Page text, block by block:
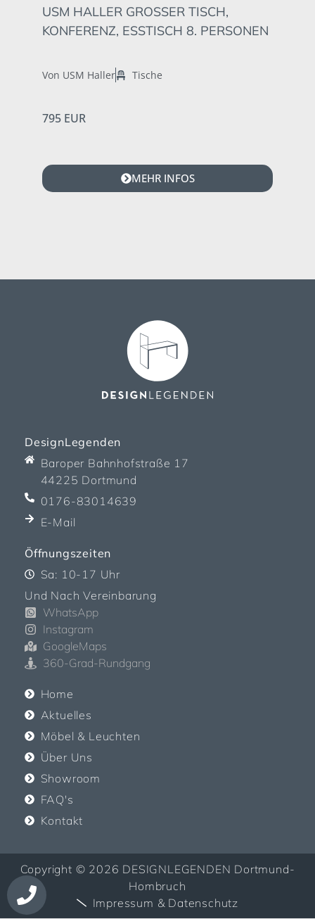
USM HALLER GROSSER TISCH, K
ONFERENZ, ESSTISCH 8. PERSONEN
Von USM Haller Tische
795 EUR
MEHR INFOS
DesignLegenden
Baroper Bahnhofstraße 17
44225 Dortmund
0176-83014639
E-Mail
Öffnungszeiten
Sa: 10-17 Uhr
Und Nach Vereinbarung
WhatsApp
Instagram
GoogleMaps
360-Grad-Rundgang
Home
Aktuelles
Möbel & Leuchten
Über Uns
Showroom
FAQ's
Kontakt
Copyright © 2026 DESIGNLEGENDEN Dortmund-
Hombruch
Impressum & Datenschutz